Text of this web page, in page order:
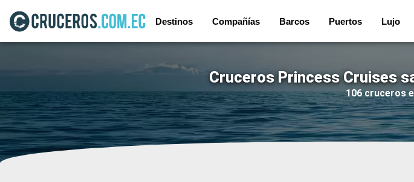
Destinos Compañías Barcos Puertos Lujo
Cruceros Princess Cruises
106 cruceros